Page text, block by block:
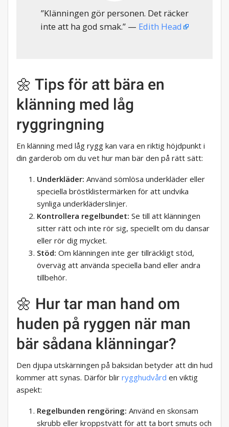
”Klänningen gör personen. Det räcker
inte att ha god smak.” — Edith Head
🌼 Tips för att bära en
klänning med låg
ryggringning
En klänning med låg rygg kan vara en riktig höjdpunkt i
din garderob om du vet hur man bär den på rätt sätt:
Underkläder: Använd sömlösa underkläder eller
speciella bröstklistermärken för att undvika
synliga underkläderslinjer.
Kontrollera regelbundet: Se till att klänningen
sitter rätt och inte rör sig, speciellt om du dansar
eller rör dig mycket.
Stöd: Om klänningen inte ger tillräckligt stöd,
överväg att använda speciella band eller andra
tillbehör.
🌼 Hur tar man hand om
huden på ryggen när man
bär sådana klänningar?
Den djupa utskärningen på baksidan betyder att din hud
kommer att synas. Därför blir rygghudvård en viktig
aspekt:
Regelbunden rengöring: Använd en skonsam
skrubb eller kroppstvätt för att ta bort smuts och